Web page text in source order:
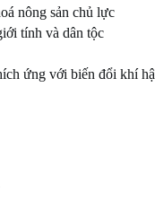
nông sản chủ lực
tính và dân tộc
ứng với biến đổi khí